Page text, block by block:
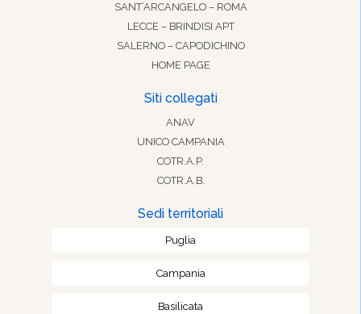
SANT’ARCANGELO – ROMA
LECCE – BRINDISI APT
SALERNO – CAPODICHINO
HOME PAGE
Siti collegati
ANAV
UNICO CAMPANIA
COTR.A.P.
COTR.A.B.
Sedi territoriali
Puglia
Campania
Basilicata